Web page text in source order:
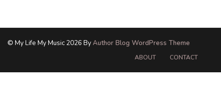
© My Life My Music 2026 ByAuthor Blog WordPress Theme
ABOUT CONTACT